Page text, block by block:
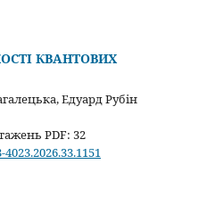
КВАНТОВИХ
Едуард Рубін
PDF: 32